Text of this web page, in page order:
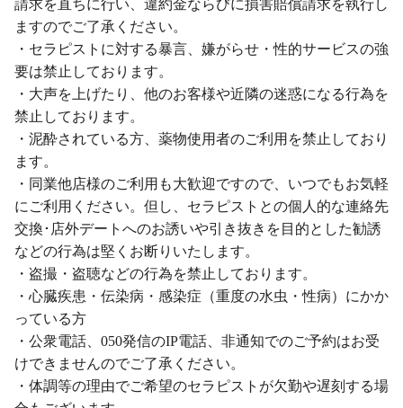
請求を直ちに行い、違約金ならびに損害賠償請求を執行し
ますのでご了承ください。
・セラピストに対する暴言、嫌がらせ・性的サービスの強
要は禁止しております。
・大声を上げたり、他のお客様や近隣の迷惑になる行為を
禁止しております。
・泥酔されている方、薬物使用者のご利用を禁止しており
ます。
・同業他店様のご利用も大歓迎ですので、いつでもお気軽
にご利用ください。但し、セラピストとの個人的な連絡先
交換･店外デートへのお誘いや引き抜きを目的とした勧誘
などの行為は堅くお断りいたします。
・盗撮・盗聴などの行為を禁止しております。
・心臓疾患・伝染病・感染症（重度の水虫・性病）にかか
っている方
・公衆電話、050発信のIP電話、非通知でのご予約はお受
けできませんのでご了承ください。
・体調等の理由でご希望のセラピストが欠勤や遅刻する場